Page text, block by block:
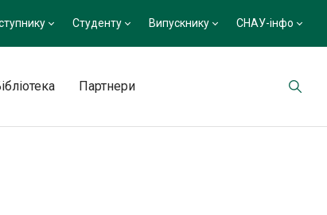
Студенту Випускнику СНАУ-інфо
Партнери